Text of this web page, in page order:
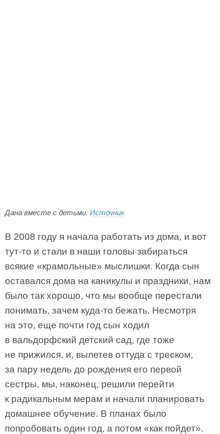
Дана вместе с детьми. Источник
В 2008 году я начала работать из дома, и вот
тут-то и стали в наши головы забираться
всякие «крамольные» мыслишки. Когда сын
оставался дома на каникулы и праздники, нам
было так хорошо, что мы вообще перестали
понимать, зачем куда-то бежать. Несмотря
на это, еще почти год сын ходил
в вальдорфский детский сад, где тоже
не прижился, и, вылетев оттуда с треском,
за пару недель до рождения его первой
сестры, мы, наконец, решили перейти
к радикальным мерам и начали планировать
домашнее обучение. В планах было
попробовать один год, а потом «как пойдет».